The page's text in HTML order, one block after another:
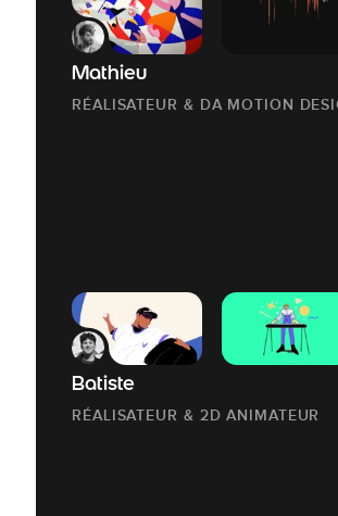
Mathieu
RÉALISATEUR & DA MOTION
Batiste
RÉALISATEUR & 2D ANIMATEUR